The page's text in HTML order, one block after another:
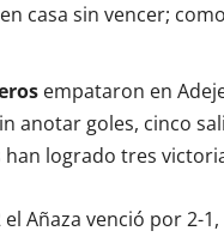
casa sin vencer;
empataron en
anotar goles, cinco
logrado tres
Añaza venció por 2-